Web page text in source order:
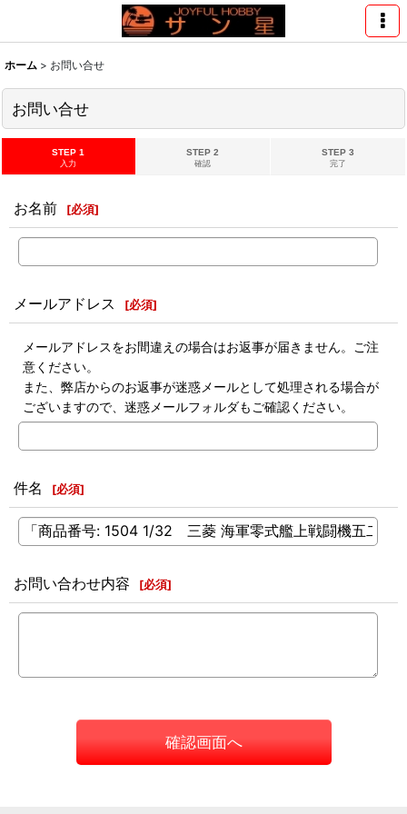
ホーム > お問い合せ
お問い合せ
STEP 1
入力
STEP 2
確認
STEP 3
完了
お名前 [必須]
メールアドレス [必須]
メールアドレスをお間違えの場合はお返事が届きません。ご注
意ください。
また、弊店からのお返事が迷惑メールとして処理される場合が
ございますので、迷惑メールフォルダもご確認ください。
件名 [必須]
お問い合わせ内容 [必須]
確認画面へ